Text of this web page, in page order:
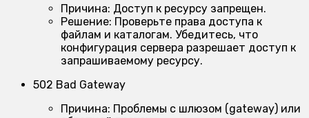
Причина: Доступ к ресурсу запрещен.
Решение: Проверьте права доступа к
файлам и каталогам. Убедитесь, что
конфигурация сервера разрешает доступ к
запрашиваемому ресурсу.
502 Bad Gateway
Причина: Проблемы с шлюзом (gateway) или